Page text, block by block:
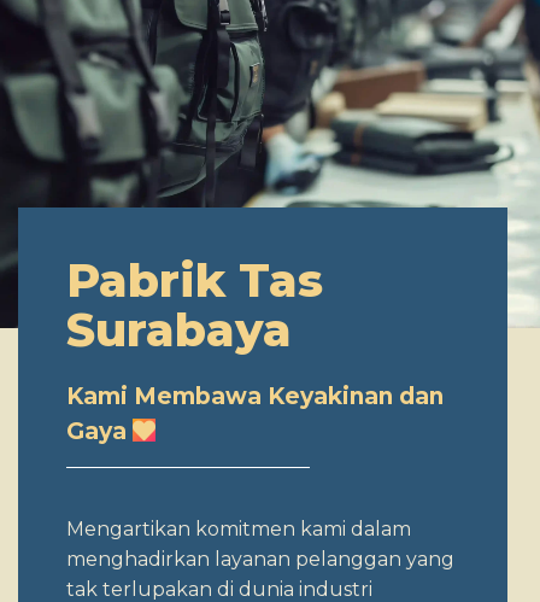
Pabrik Tas
Surabaya
Kami Membawa Keyakinan dan
Gaya
Mengartikan komitmen kami dalam
menghadirkan layanan pelanggan yang
tak terlupakan di dunia industri